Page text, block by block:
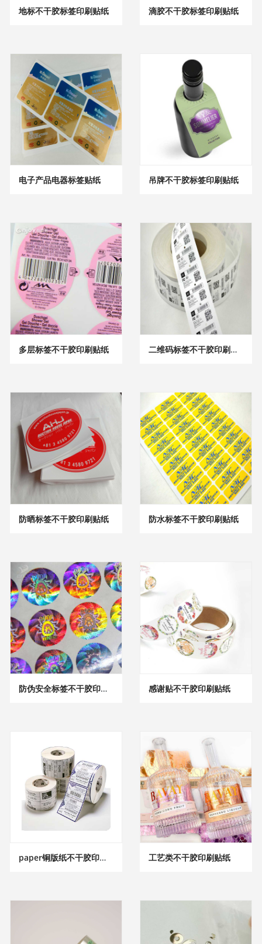
地标不干胶标签印刷贴纸 滴胶不干胶标签印刷贴纸
电子产品电器标签贴纸 吊牌不干胶标签印刷贴纸
多层标签不干胶印刷贴纸 二维码标签不干胶印刷贴纸
防晒标签不干胶印刷贴纸 防水标签不干胶印刷贴纸
防伪安全标签不干胶印刷贴纸 感谢贴不干胶印刷贴纸
paper铜版纸不干胶印刷贴纸 工艺类不干胶印刷贴纸